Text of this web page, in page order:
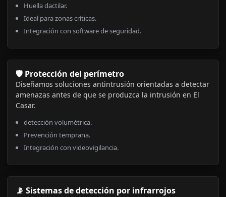
Huella dactilar.
Ideal para zonas críticas.
Integración con software de seguridad.
🛡️ Protección del perímetro
Diseñamos soluciones antintrusión orientadas a detectar
amenazas antes de que se produzca la intrusión en El
Casar.
detección volumétrica.
Prevención temprana.
Integración con videovigilancia.
📡 Sistemas de detección por infrarrojos